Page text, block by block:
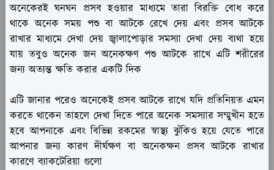
অনেকেরই ঘনঘন প্রসব হওয়ার মাধ্যমে তারা বিরক্তি বোধ করে
থাকে অনেক সময় পশু বা আটকে রেখে দেয় এবং প্রসব আটকে
রাখার মাধ্যমে দেখা দেয় জ্বালাপোড়ার সমস্যা দেখা দেয় ব্যথা হয়ে
যায় তবুও অনেক জন অনেকক্ষণ পশু আটকে রাখে এটি শরীরের
জন্য অত্যন্ত ক্ষতি করার একটি দিক
এটি জানার পরেও অনেকেই প্রসব আটকে রাখে যদি প্রতিনিয়ত এমন
করতে থাকেন তাহলে দেখা দিতে পারে অনেক সমস্যার সম্মুখীন হতে
হবে আপনাকে এবং বিভিন্ন রকমের স্বাস্থ্য ঝুঁকিও হয়ে যেতে পারে
আপনার জন্য কারণ দীর্ঘক্ষণ বা অনেকক্ষন প্রসব আটকে রাখার
কারণে ব্যাকটেরিয়া গুলো